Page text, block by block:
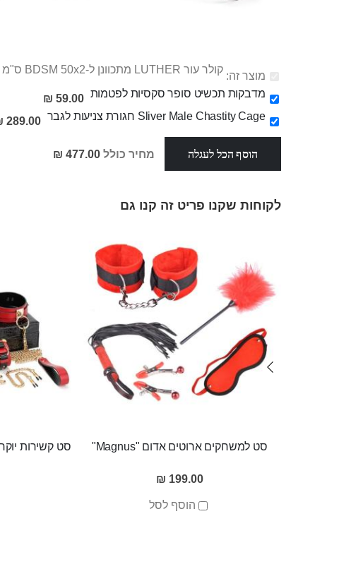
מוצר זה:
קולר עור LUTHER מתכוונן ל-BDSM 50x2 ס"מ
מדבקות תכשיט סופר סקסיות לפטמות 59.00 ₪
Sliver Male Chastity Cage חגורת צניעות לגבר
289.00 ₪
הוסף הכל לעגלה מחיר כולל 477.00 ₪
לקוחות שקנו פריט זה קנו גם
סט למשחקים ארוטים אדום "Magnus"
199.00 ₪
הוסף לסל